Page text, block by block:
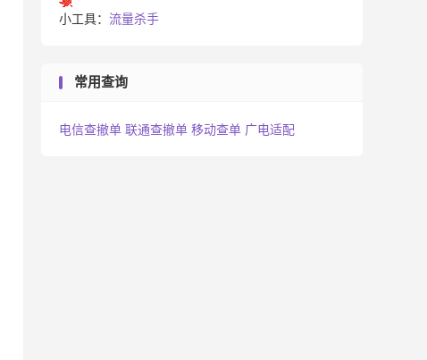
小工具： 流量杀手
常用查询
电信查撤单 联通查撤单 移动查单 广电适配